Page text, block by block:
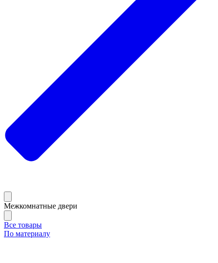
Межкомнатные двери
Все товары
По материалу